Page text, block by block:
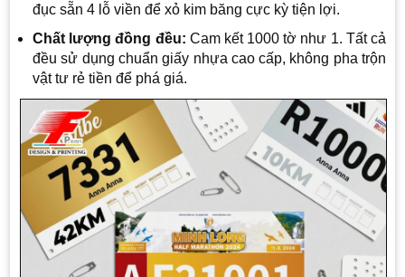
đục sẵn 4 lỗ viền để xỏ kim băng cực kỳ tiện lợi.
Chất lượng đồng đều: Cam kết 1000 tờ như 1. Tất cả
đều sử dụng chuẩn giấy nhựa cao cấp, không pha trộn
vật tư rẻ tiền để phá giá.